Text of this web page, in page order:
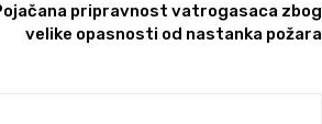
pripravnost vatrogasaca zbog
velike opasnosti od nastanka požara